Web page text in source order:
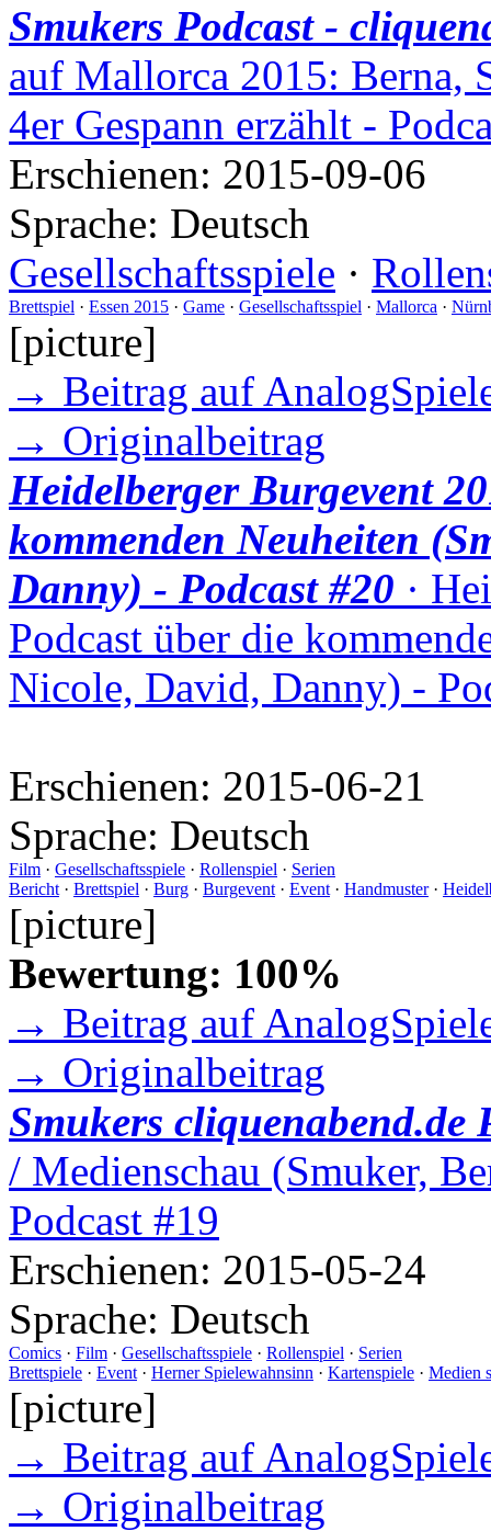
Smukers Podcast -
auf Mallorca 2015: Berna,
4er Gespann erzählt -
Erschienen: 2015-09-06
Sprache: Deutsch
Gesellschaftsspiele ·
Brettspiel · Essen 2015 · Game · Gesellschaftsspiel · Mallorca ·
[picture]
→ Beitrag auf
→ Originalbeitrag
Heidelberger Burgevent
kommenden Neuheiten
Danny) - Podcast #20 ·
Podcast über die
Nicole, David, Danny) -
Erschienen: 2015-06-21
Sprache: Deutsch
Film · Gesellschaftsspiele · Rollenspiel · Serien
Bericht · Brettspiel · Burg · Burgevent · Event · Handmuster·
[picture]
Bewertung: 100%
→ Beitrag auf
→ Originalbeitrag
Smukers cliquenabend.de
/ Medienschau (Smuker,
Podcast #19
Erschienen: 2015-05-24
Sprache: Deutsch
Comics · Film · Gesellschaftsspiele · Rollenspiel · Serien
Brettspiele · Event · Herner Spielewahnsinn · Kartenspiele · Medien
[picture]
→ Beitrag auf
→ Originalbeitrag